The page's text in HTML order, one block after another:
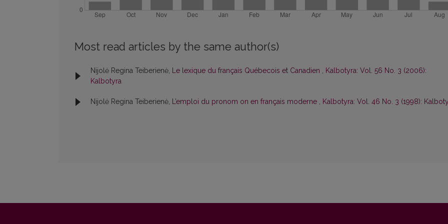
Most read articles by the same author(s)
Nijolė Regina Teiberienė, Le lexique du français Québecois et Canadien , Kalbotyra: Vol. 56 No. 3 (2006):
Kalbotyra
Nijolė Regina Teiberienė, L’emploi du pronom on en français moderne , Kalbotyra: Vol. 46 No. 3 (1998):